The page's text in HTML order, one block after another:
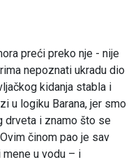
preći preko nje - nije
nepoznati ukradu dio
kidanja stabla i
u logiku Barana, jer smo
drveta i znamo što se
činom pao je sav
u vodu – i